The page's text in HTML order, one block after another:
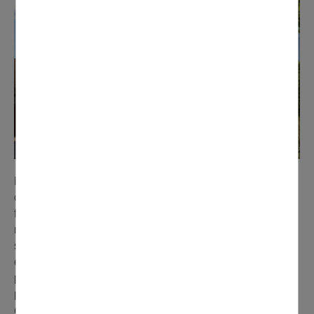
clinique de Longpré. Située dans le haut de Domont, elle
fait l'objet depuis 2021 d'un ambitieux programme de
réhabilitation, qui permettra l'ouverture d'une résidence
services seniors. Porté par le groupe immobilier Acapace
et par l’exploitant « Les Jardins d'Arcadie », le projet a
permis de sauvegarder ce lieu indissociable du
patrimoine domontois, avec la préservation du château
existant, datant du XIXe siècle, et de son magnifique parc